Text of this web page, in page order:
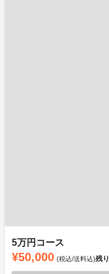
5万円コース
¥50,000 (税込/送料込)残り